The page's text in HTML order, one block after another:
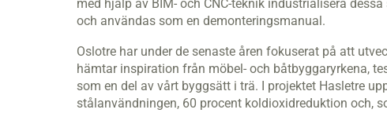
med hjälp av BIM- och CNC-teknik industrialisera
och användas som en demonteringsmanual.
Oslotre har under de senaste åren fokuserat på att
hämtar inspiration från möbel- och båtbyggaryrkena,
som en del av vårt byggsätt i trä. I projektet Hasletre
stålanvändningen, 60 procent koldioxidreduktion och,